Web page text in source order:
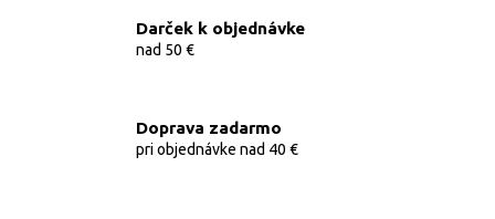
Darček k objednávke
nad 50 €
Doprava zadarmo
pri objednávke nad 40 €